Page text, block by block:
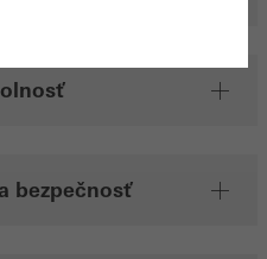
bezpečnosť
ktoré nie je možné